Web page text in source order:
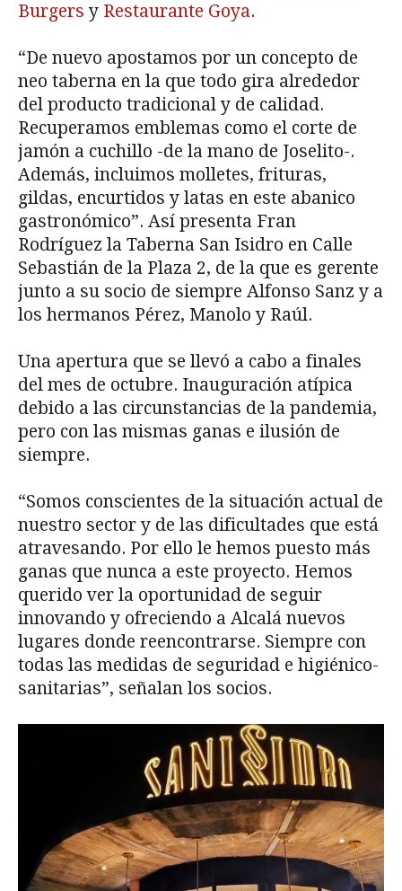
Burgers y Restaurante Goya.
“De nuevo apostamos por un concepto de
neo taberna en la que todo gira alrededor
del producto tradicional y de calidad.
Recuperamos emblemas como el corte de
jamón a cuchillo -de la mano de Joselito-.
Además, incluimos molletes, frituras,
gildas, encurtidos y latas en este abanico
gastronómico”. Así presenta Fran
Rodríguez la Taberna San Isidro en Calle
Sebastián de la Plaza 2, de la que es gerente
junto a su socio de siempre Alfonso Sanz y a
los hermanos Pérez, Manolo y Raúl.
Una apertura que se llevó a cabo a finales
del mes de octubre. Inauguración atípica
debido a las circunstancias de la pandemia,
pero con las mismas ganas e ilusión de
siempre.
“Somos conscientes de la situación actual de
nuestro sector y de las dificultades que está
atravesando. Por ello le hemos puesto más
ganas que nunca a este proyecto. Hemos
querido ver la oportunidad de seguir
innovando y ofreciendo a Alcalá nuevos
lugares donde reencontrarse. Siempre con
todas las medidas de seguridad e higiénico-
sanitarias”, señalan los socios.